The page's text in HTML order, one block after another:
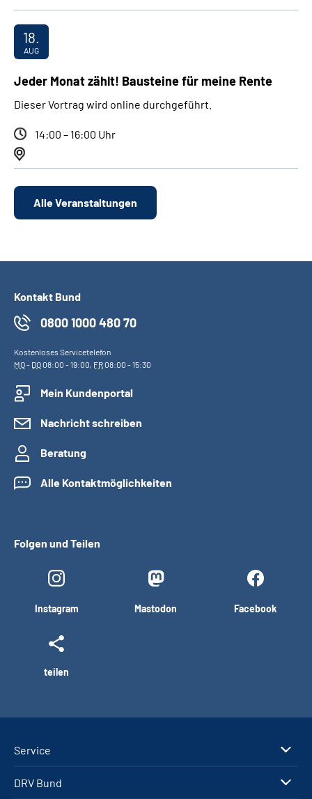
Jeder Monat zählt! Bausteine für meine Rente
Dieser Vortrag wird online durchgeführt.
14:00 – 16:00 Uhr
18.
AUG
Alle Veranstaltungen
Kontakt Bund
0800 1000 480 70
Kostenloses Servicetelefon
MO- DO08:00 - 19:00, FR08:00 - 15:30
Mein Kundenportal
Nachricht schreiben
Beratung
Alle Kontaktmöglichkeiten
Folgen und Teilen
Instagram Mastodon Facebook
teilen
Service
DRV Bund